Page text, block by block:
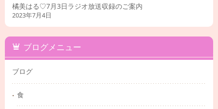
橘美はる♡7月3日ラジオ放送収録のご案内
2023年7月4日
ブログメニュー
ブログ
食